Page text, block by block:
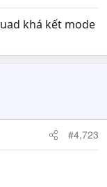
khá kết mode
#4,723